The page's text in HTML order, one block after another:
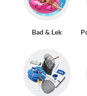
Bad & Lek